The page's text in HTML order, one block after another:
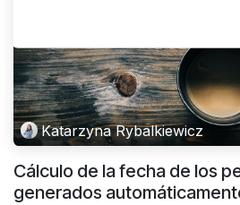
Katarzyna Rybalkiewicz
Cálculo de la fecha de los
generados